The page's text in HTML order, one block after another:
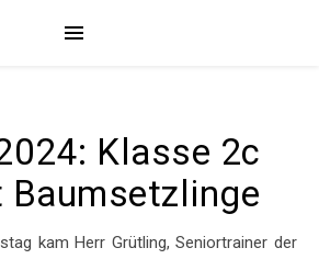
Klasse 2c
Baumsetzlinge